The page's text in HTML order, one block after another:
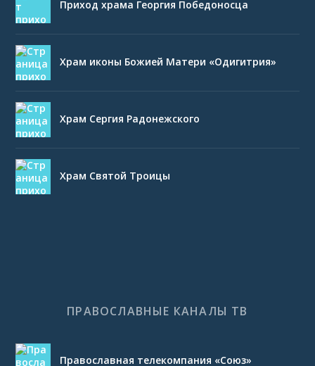
Приход храма Георгия Победоносца
Храм иконы Божией Матери «Одигитрия»
Храм Сергия Радонежского
Храм Святой Троицы
ПРАВОСЛАВНЫЕ КАНАЛЫ ТВ
Православная телекомпания «Союз»